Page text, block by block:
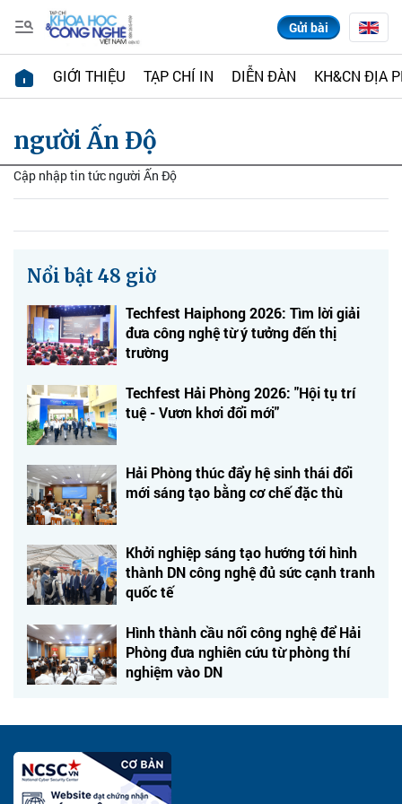
Gửi bài
GIỚI THIỆU TẠP CHÍ IN DIỄN ĐÀN KH&CN ĐỊA
người Ấn Độ
Cập nhập tin tức người Ấn Độ
Nổi bật 48 giờ
Techfest Haiphong 2026: Tìm lời giải
đưa công nghệ từ ý tưởng đến thị
trường
Techfest Hải Phòng 2026: "Hội tụ trí
tuệ - Vươn khơi đổi mới"
Hải Phòng thúc đẩy hệ sinh thái đổi
mới sáng tạo bằng cơ chế đặc thù
Khởi nghiệp sáng tạo hướng tới hình
thành DN công nghệ đủ sức cạnh tranh
quốc tế
Hình thành cầu nối công nghệ để Hải
Phòng đưa nghiên cứu từ phòng thí
nghiệm vào DN